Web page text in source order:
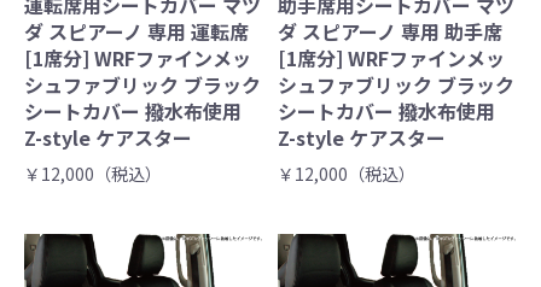
ダ スピアーノ 専用 運転席
[1席分] WRFファインメッ
シュファブリック ブラック
シートカバー 撥水布使用
Z-style ケアスター
￥12,000（税込）
ダ スピアーノ 専用 助手席
[1席分] WRFファインメッ
シュファブリック ブラック
シートカバー 撥水布使用
Z-style ケアスター
￥12,000（税込）